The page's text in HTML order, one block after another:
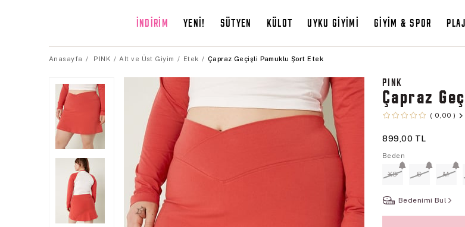
İNDİRİM YENİ! SÜTYEN KÜLOT UYKU GİYİMİ GİYİM & SPOR PLAJ
Anasayfa PINK Alt ve Üst Giyim Etek Çapraz Geçişli Pamuklu Şort Etek
PINK
Çapraz
0,00
899,00 TL
Beden
XS S M
Bedenimi Bul